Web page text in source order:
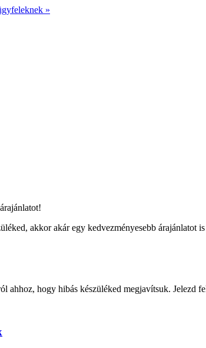
»
akkor akár egy kedvezményesebb árajánlatot
ahhoz, hogy hibás készüléked megjavítsuk. Jelezd